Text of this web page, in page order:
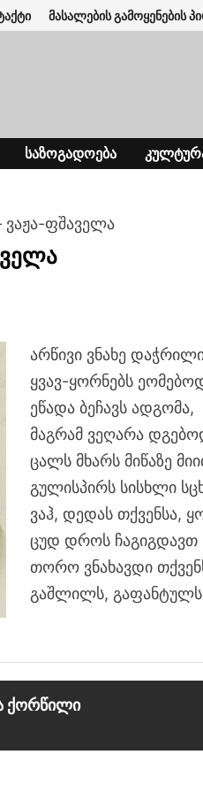
მასალების გამოყენების
ᲡᲐᲖᲝᲒᲐᲓᲝᲔᲑᲐ
ვაჟა-ფშაველა
არწივი ვნახე
ყვავ-ყორნებს
ეწადა ბეჩავს ადგომა,
მაგრამ ვეღარა
ცალს მხარს მიწაზე
გულისპირს სისხლი
ვაჰ, დედას თქვენსა,
ცუდ დროს ჩაგიგდავთ
თორო ვნახავდი
გაშლილს,
ქორწილი